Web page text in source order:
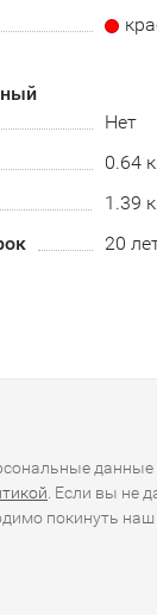
Нет
0.64
1.39
20
данные
. Если вы не
покинуть наш